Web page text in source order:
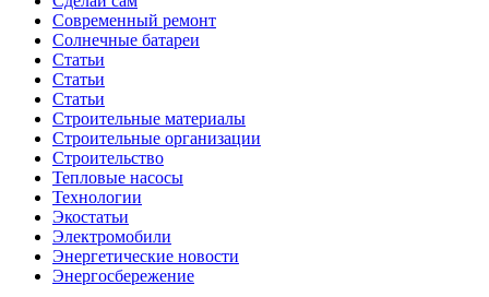
Современный ремонт
Солнечные батареи
Статьи
Статьи
Статьи
Строительные материалы
Строительные организации
Строительство
Тепловые насосы
Технологии
Экостатьи
Электромобили
Энергетические новости
Энергосбережение